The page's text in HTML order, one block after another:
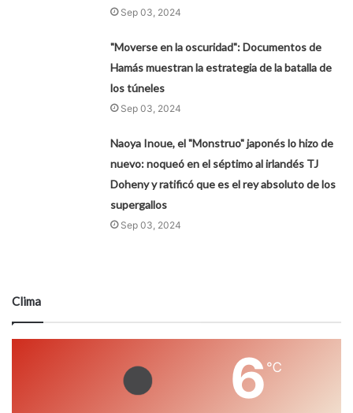
Sep 03, 2024
"Moverse en la oscuridad": Documentos de
Hamás muestran la estrategia de la batalla de
los túneles
Sep 03, 2024
Naoya Inoue, el "Monstruo" japonés lo hizo de
nuevo: noqueó en el séptimo al irlandés TJ
Doheny y ratificó que es el rey absoluto de los
supergallos
Sep 03, 2024
Clima
6 ℃